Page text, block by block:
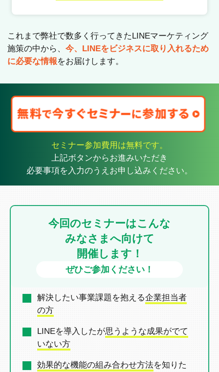
これまで弊社で数多く行ってきたLINEマーケティング
施策の中から、 今、LINEをビジネスに取り入れるため
に必要な情報をお届けします。
セミナー参加費用は無料です。
上記ボタンからお進みいただき
必要事項を入力のうえお申し込みください。
今回のセミナーはこんな
みなさまへ向けて
開催します！
ぜひご参加ください！
解決したい事業課題を抱える企業担当者
の方
LINEを導入したが思うような成果がでて
いない方
効果的な機能の組み合わせ方法を知りた